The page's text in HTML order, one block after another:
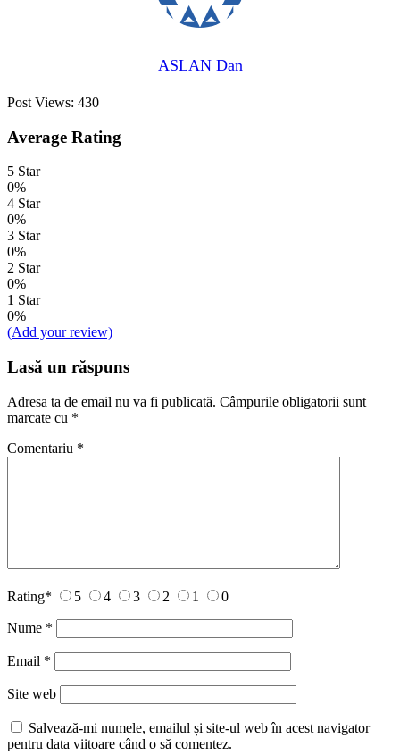
ASLAN Dan
Post Views: 430
Average Rating
5 Star
0%
4 Star
0%
3 Star
0%
2 Star
0%
1 Star
0%
(Add your review)
Lasă un răspuns
Adresa ta de email nu va fi publicată. Câmpurile obligatorii sunt
marcate cu *
Comentariu *
Rating* 5 4 3 2 1 0
Nume *
Email *
Site web
Salvează-mi numele, emailul și site-ul web în acest navigator
pentru data viitoare când o să comentez.